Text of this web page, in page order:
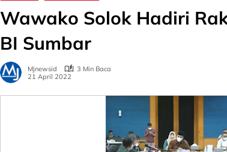
Wawako Solok Hadiri
BI Sumbar
Mjnewsid
3 Min Baca
21 April 2022